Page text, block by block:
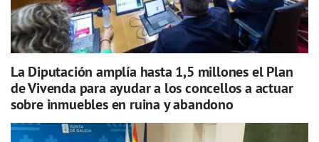
La Diputación amplía hasta 1,5 millones el Plan
de Vivenda para ayudar a los concellos a actuar
sobre inmuebles en ruina y abandono